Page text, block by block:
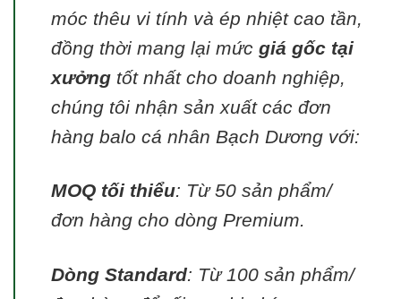
móc thêu vi tính và ép nhiệt cao tần,
đồng thời mang lại mức giá gốc tại
xưởngtốt nhất cho doanh nghiệp,
chúng tôi nhận sản xuất các đơn
hàng balo cá nhân Bạch Dương với:
MOQ tối thiểu: Từ 50 sản phẩm/
đơn hàng cho dòng Premium.
Dòng Standard: Từ 100 sản phẩm/